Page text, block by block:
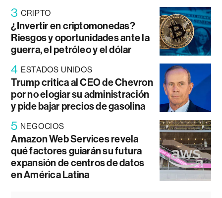
3 CRIPTO
¿Invertir en criptomonedas?
Riesgos y oportunidades ante la
guerra, el petróleo y el dólar
4 ESTADOS UNIDOS
Trump critica al CEO de Chevron
por no elogiar su administración
y pide bajar precios de gasolina
5 NEGOCIOS
Amazon Web Services revela
qué factores guiarán su futura
expansión de centros de datos
en América Latina